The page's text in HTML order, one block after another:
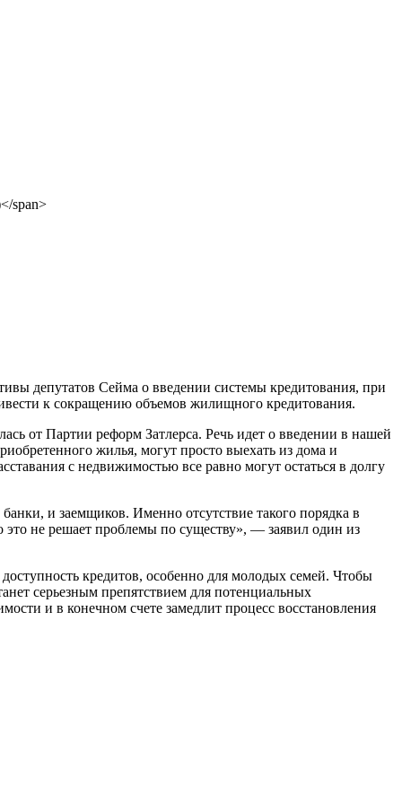
депутатов Сейма о введении системы кредитования, при
к сокращению объемов жилищного кредитования.
от Партии реформ Затлерса. Речь идет о введении в нашей
жилья, могут просто выехать из дома и
с недвижимостью все равно могут остаться в долгу
и заемщиков. Именно отсутствие такого порядка в
это не решает проблемы по существу», — заявил один из
кредитов, особенно для молодых семей. Чтобы
серьезным препятствием для потенциальных
и в конечном счете замедлит процесс восстановления